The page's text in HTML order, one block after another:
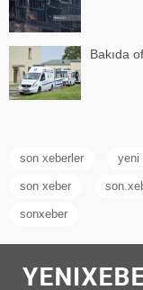
Bakıda
son xeberler yeni
son xeber
sonxeber